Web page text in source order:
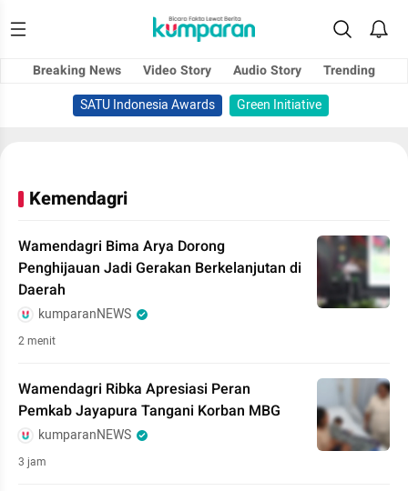
Breaking News Video Story Audio Story
Trending
SATU Indonesia Awards
Green Initiative
Kemendagri
Wamendagri Bima Arya Dorong
Penghijauan Jadi Gerakan Berkelanjutan di
Daerah
kumparanNEWS
2 menit
Wamendagri Ribka Apresiasi Peran
Pemkab Jayapura Tangani Korban MBG
kumparanNEWS
3 jam